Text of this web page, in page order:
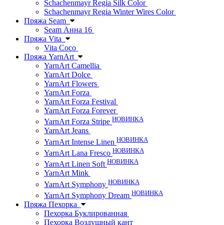
Schachenmayr Regia Silk Color
Schachenmayr Regia Winter Wires Color
Пряжа Seam
Seam Анна 16
Пряжа Vita
Vita Coco
Пряжа YarnArt
YarnArt Camellia
YarnArt Dolce
YarnArt Flowers
YarnArt Forza
YarnArt Forza Festival
YarnArt Forza Forever
YarnArt Forza Stripe НОВИНКА
YarnArt Jeans
YarnArt Intense Linen НОВИНКА
YarnArt Lana Fresco НОВИНКА
YarnArt Linen Soft НОВИНКА
YarnArt Mink
YarnArt Symphony НОВИНКА
YarnArt Symphony Dream НОВИНКА
Пряжа Пехорка
Пехорка Буклированная
Пехорка Воздушный кант